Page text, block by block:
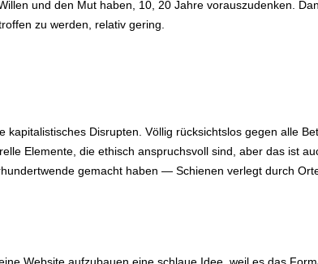
und den Mut haben, 10, 20 Jahre vorauszudenken.
zu werden, relativ gering.
kapitalistisches Disrupten. Völlig rücksichtslos gegen alle
Elemente, die ethisch anspruchsvoll sind, aber das ist
gemacht haben — Schienen verlegt durch